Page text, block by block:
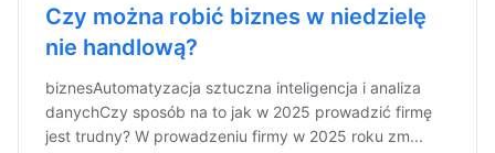
Czy można robić biznes w niedzielę
nie handlową?
biznesAutomatyzacja sztuczna inteligencja i analiza
danychCzy sposób na to jak w 2025 prowadzić firmę
jest trudny? W prowadzeniu firmy w 2025 roku zm...